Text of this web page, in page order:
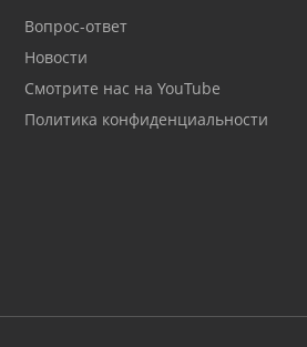
Вопрос-ответ
Новости
Смотрите нас на YouTube
Политика конфиденциальности